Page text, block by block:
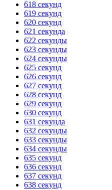
618 секунд
619 секунд
620 секунд
621 секунда
622 секунды
623 секунды
624 секунды
625 секунд
626 секунд
627 секунд
628 секунд
629 секунд
630 секунд
631 секунда
632 секунды
633 секунды
634 секунды
635 секунд
636 секунд
637 секунд
638 секунд